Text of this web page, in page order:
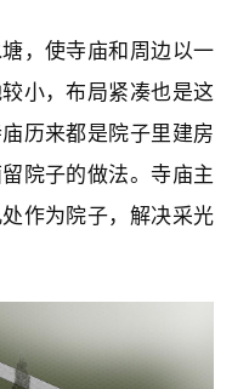
，使寺庙和周边以一
小，布局紧凑也是这
历来都是院子里建房
院子的做法。寺庙主
作为院子，解决采光